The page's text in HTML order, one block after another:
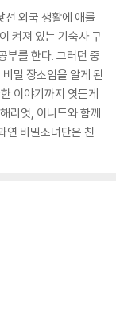
선 외국 생활에 애를
켜져 있는 기숙사 구
부를 한다. 그러던 중
밀 장소임을 알게 된
이야기까지 엿듣게
리엇, 이니드와 함께
연 비밀소녀단은 친